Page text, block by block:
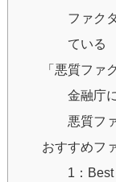
ファク
ている
「悪質ファ
金融庁
悪質フ
おすすめフ
1：